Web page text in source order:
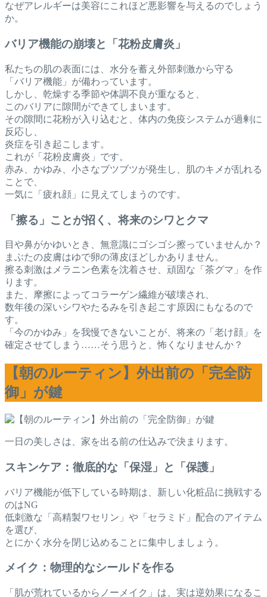
なぜアレルギーは美容にこれほど悪影響を与えるのでしょう
か。
バリア機能の崩壊と「花粉皮膚炎」
私たちの肌の表面には、水分を蓄え外部刺激から守る
「バリア機能」が備わっています。
しかし、乾燥する季節や体調不良が重なると、
このバリアに隙間ができてしまいます。
その隙間に花粉が入り込むと、体内の免疫システムが過剰に
反応し、
炎症を引き起こします。
これが「花粉皮膚炎」です。
赤み、かゆみ、小さなブツブツが発生し、肌のキメが乱れる
ことで、
一気に「疲れ顔」に見えてしまうのです。
「擦る」ことが招く、将来のシワとクマ
目や鼻がかゆいとき、無意識にゴシゴシ擦っていませんか？
まぶたの皮膚はゆで卵の薄皮ほどしかありません。
擦る刺激はメラニン色素を沈着させ、頑固な「茶グマ」を作
ります。
また、摩擦によってコラーゲン繊維が破壊され、
数年後の深いシワやたるみを引き起こす原因にもなるので
す。
「今のかゆみ」を我慢できないことが、将来の「老け顔」を
確定させてしまう……そう思うと、怖くなりませんか？
【朝のルーティン】外出前の「完全防
御」が鍵
一日の美しさは、家を出る前の仕込みで決まります。
スキンケア：徹底的な「保湿」と「保護」
バリア機能が低下している時期は、新しい化粧品に挑戦する
のはNG
低刺激な「高精製ワセリン」や「セラミド」配合のアイテム
を選び、
とにかく水分を閉じ込めることに集中しましょう。
メイク：物理的なシールドを作る
「肌が荒れているからノーメイク」は、実は逆効果になるこ